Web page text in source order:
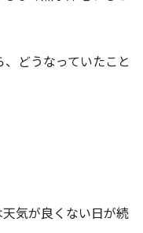
どうなっていたこと
気が良くない日が続